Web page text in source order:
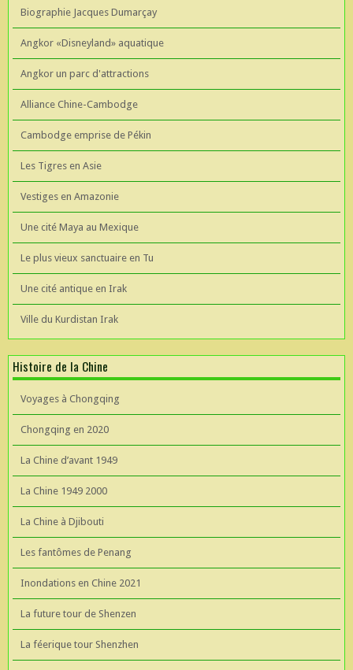
Biographie Jacques Dumarçay
Angkor «Disneyland» aquatique
Angkor un parc d'attractions
Alliance Chine-Cambodge
Cambodge emprise de Pékin
Les Tigres en Asie
Vestiges en Amazonie
Une cité Maya au Mexique
Le plus vieux sanctuaire en Tu
Une cité antique en Irak
Ville du Kurdistan Irak
Histoire de la Chine
Voyages à Chongqing
Chongqing en 2020
La Chine d’avant 1949
La Chine 1949 2000
La Chine à Djibouti
Les fantômes de Penang
Inondations en Chine 2021
La future tour de Shenzen
La féerique tour Shenzhen